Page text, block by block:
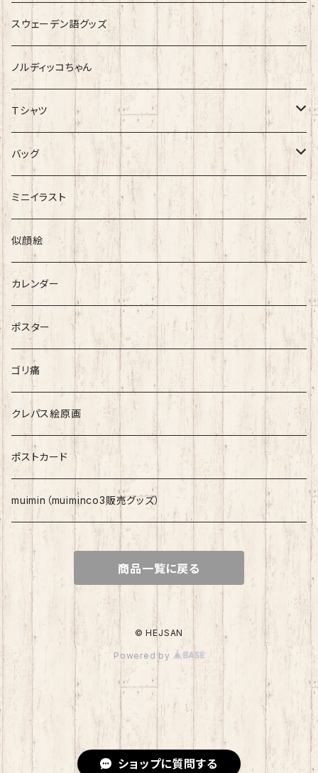
ショップに質問する
スウェーデン語グッズ
ノルディッコちゃん
Ｔシャツ
Mサイズ限定1枚ずつ レアT特集 >>click
バッグ
ぶらりバッグ
ミニイラスト
似顔絵
カレンダー
ポスター
ゴリ痛
クレパス絵原画
ポストカード
muimin（muiminco3販売グッズ）
商品一覧に戻る
© HEJSAN
Powered by